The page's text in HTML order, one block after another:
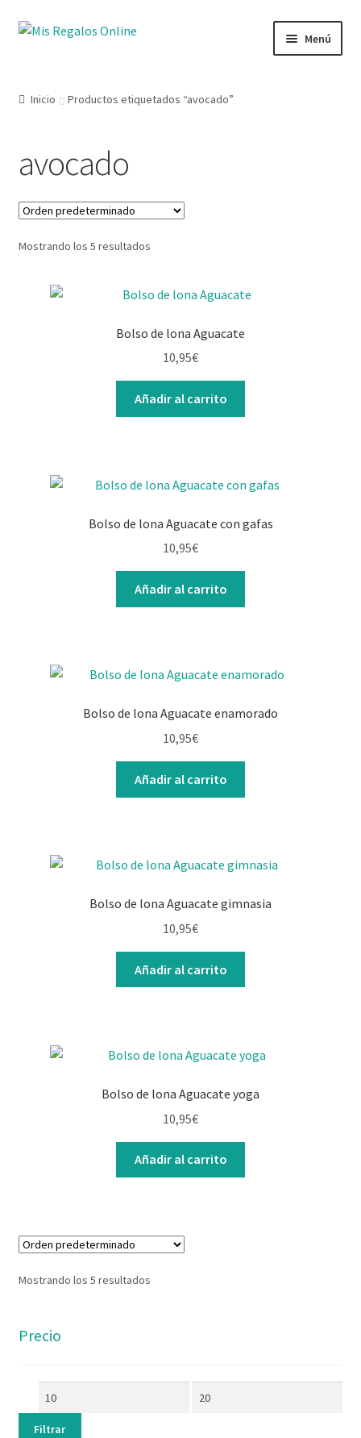
Menú
Secciones
Ofertas
Novedades
Lista de deseos
Inicio Productos etiquetados “avocado”
avocado
Mostrando los 5 resultados
Bolso de lona Aguacate
10,95€
Añadir al carrito
Bolso de lona Aguacate con gafas
10,95€
Añadir al carrito
Bolso de lona Aguacate enamorado
10,95€
Añadir al carrito
Bolso de lona Aguacate gimnasia
10,95€
Añadir al carrito
Bolso de lona Aguacate yoga
10,95€
Añadir al carrito
Mostrando los 5 resultados
Precio
Filtrar